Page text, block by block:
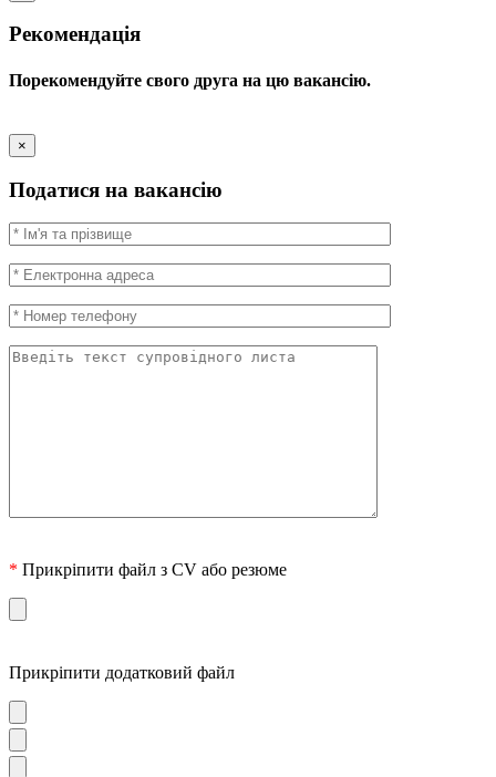
Рекомендація
Порекомендуйте свого друга на цю вакансію.
×
Податися на вакансію
* Прикріпити файл з CV або резюме
Прикріпити додатковий файл